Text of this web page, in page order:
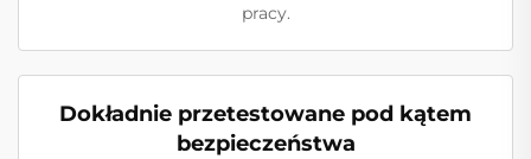
pracy.
Dokładnie przetestowane pod kątem
bezpieczeństwa